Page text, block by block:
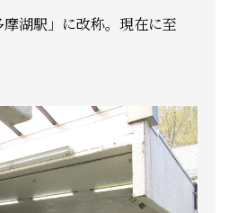
湖駅」に改称。現在に至